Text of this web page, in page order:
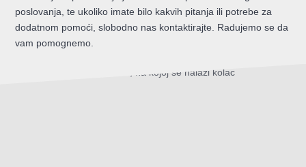
poslovanja, te ukoliko imate bilo kakvih pitanja ili potrebe za
dodatnom pomoći, slobodno nas kontaktirajte. Radujemo se da
vam pomognemo.